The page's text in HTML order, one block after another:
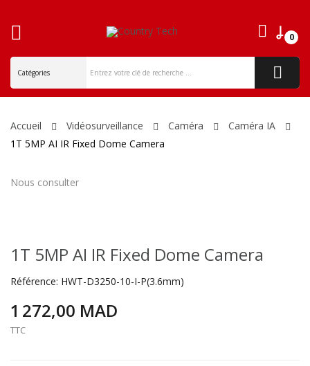
0
Accueil Vidéosurveillance Caméra
Caméra IA
1T 5MP AI IR Fixed Dome Camera
Nous consulter
1T 5MP AI IR Fixed Dome Camera
Référence: HWT-D3250-10-I-P(3.6mm)
1 272,00 MAD
TTC